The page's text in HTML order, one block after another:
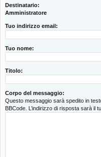
Destinatario:
Amministratore
Tuo indirizzo email:
Tuo nome:
Titolo:
Corpo del messaggio:
Questo messaggio sarà spedito in
BBCode. L’indirizzo di risposta sarà il